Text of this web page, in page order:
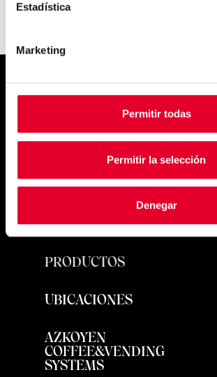
Estadística
Marketing
Permitir todas
Permitir la selección
Denegar
Simply
exquisite
PRODUCTOS
UBICACIONES
AZKOYEN
COFFEE&VENDING
SYSTEMS